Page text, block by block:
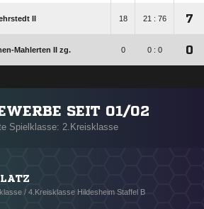
II 18 21 : 76 7
Mahlerten II zg. 0 0 : 0 0
SEIT 01/02
Spielklasse: 2.Kreisklasse
/ 4.Kreisklasse Hildesheim Staffel B